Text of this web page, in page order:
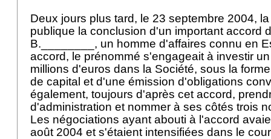
Deux jours plus tard, le 23 septembre 2004,
publique la conclusion d'un important accord
B.________, un homme d'affaires connu en
accord, le prénommé s'engageait à investir
millions d'euros dans la Société, sous la
de capital et d'une émission d'obligations
également, toujours d'après cet accord,
d'administration et nommer à ses côtés trois
Les négociations ayant abouti à l'accord
août 2004 et s'étaient intensifiées dans le